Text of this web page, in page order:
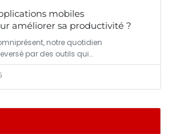
mobiles
améliorer sa productivité ?
notre quotidien
par des outils qui…